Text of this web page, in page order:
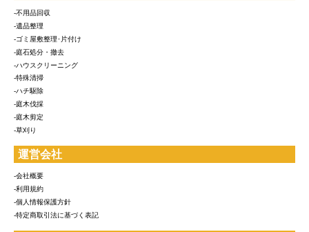
-不用品回収
-遺品整理
-ゴミ屋敷整理･片付け
-庭石処分・撤去
-ハウスクリーニング
-特殊清掃
-ハチ駆除
-庭木伐採
-庭木剪定
-草刈り
運営会社
-会社概要
-利用規約
-個人情報保護方針
-特定商取引法に基づく表記